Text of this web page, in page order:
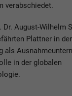
verabschiedet.
Dr. August-Wilhelm
Plattner in
als
in der globalen